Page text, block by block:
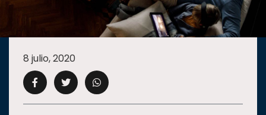
SECCIONES
ACADEMIA
CAMPUS UANL
8 julio, 2020